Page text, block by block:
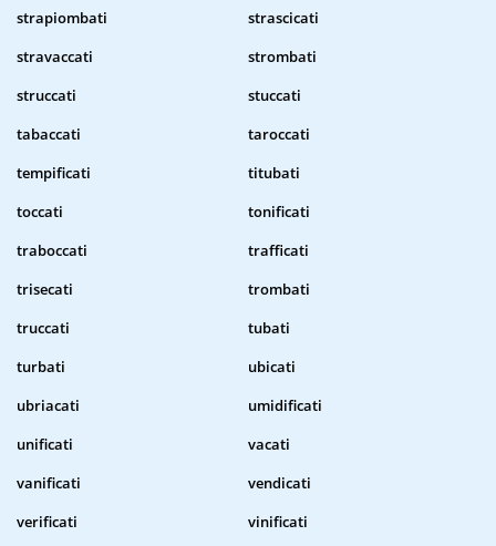
strapiombati
strascicati
stravaccati
strombati
struccati
stuccati
tabaccati
taroccati
tempificati
titubati
toccati
tonificati
traboccati
trafficati
trisecati
trombati
truccati
tubati
turbati
ubicati
ubriacati
umidificati
unificati
vacati
vanificati
vendicati
verificati
vinificati